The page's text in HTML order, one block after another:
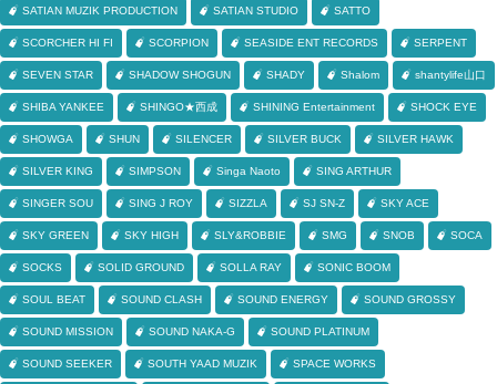
SATIAN MUZIK PRODUCTION SATIAN STUDIO SATTO
SCORCHER HI FI SCORPION SEASIDE ENT RECORDS SERPENT
SEVEN STAR SHADOW SHOGUN SHADY Shalom shantylife山口
SHIBA YANKEE SHINGO★西成 SHINING Entertainment SHOCK EYE
SHOWGA SHUN SILENCER SILVER BUCK SILVER HAWK
SILVER KING SIMPSON Singa Naoto SING ARTHUR
SINGER SOU SING J ROY SIZZLA SJ SN-Z SKY ACE
SKY GREEN SKY HIGH SLY&ROBBIE SMG SNOB SOCA
SOCKS SOLID GROUND SOLLA RAY SONIC BOOM
SOUL BEAT SOUND CLASH SOUND ENERGY SOUND GROSSY
SOUND MISSION SOUND NAKA-G SOUND PLATINUM
SOUND SEEKER SOUTH YAAD MUZIK SPACE WORKS